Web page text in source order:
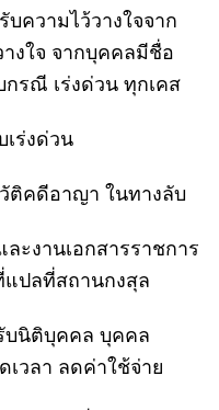
บความไว้วางใจจาก
งใจ จากบุคคลมีชื่อ
กรณี เร่งด่วน ทุกเคส
เร่งด่วน
ติคดีอาญา ในทางลับ
ะงานเอกสารราชการ
แปลที่สถานกงสุล
บนิติบุคคล บุคคล
วลา ลดค่าใช้จ่าย